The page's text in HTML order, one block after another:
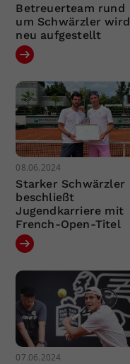
Betreuerteam rund
um Schwärzler wird
neu aufgestellt
08.06.2024
Starker Schwärzler
beschließt
Jugendkarriere mit
French-Open-Titel
07.06.2024